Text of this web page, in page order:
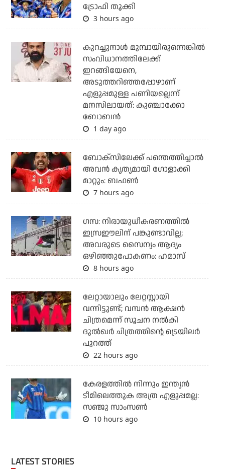
ട്രോഫി തൂക്കി
3 hours ago
കുറച്ചുനാള്‍ മുമ്പായിരുന്നെങ്കില്‍
സംവിധാനത്തിലേക്ക്
ഇറങ്ങിയേനെ,
അടുത്തറിഞ്ഞപ്പോഴാണ്
എളുപ്പമുള്ള പണിയല്ലെന്ന്
മനസിലായത്: കുഞ്ചാക്കോ
ബോബന്‍
1 day ago
ബോക്സിലേക്ക് പന്തെത്തിച്ചാല്‍
അവന്‍ കൃത്യമായി ഗോളാക്കി
മാറ്റും: ബഫണ്‍
7 hours ago
ഗസ: നിരായുധീകരണത്തില്‍
ഇസ്രഈലിന് പങ്കുണ്ടാവില്ല;
അവരുടെ സൈന്യം ആദ്യം
ഒഴിഞ്ഞുപോകണം: ഹമാസ്
8 hours ago
ലേറ്റായാലും ലേറ്റസ്റ്റായി
വന്നിട്ടുണ്ട്; വമ്പന്‍ ആക്ഷന്‍
ചിത്രമെന്ന് സൂചന നല്‍കി
ദുല്‍ഖര്‍ ചിത്രത്തിന്റെ ട്രെയിലര്‍
പുറത്ത്
22 hours ago
കേരളത്തില്‍ നിന്നും ഇന്ത്യന്‍
ടീമിലെത്തുക അത്ര എളുപ്പമല്ല:
സഞ്ജു സാംസണ്‍
10 hours ago
LATEST STORIES